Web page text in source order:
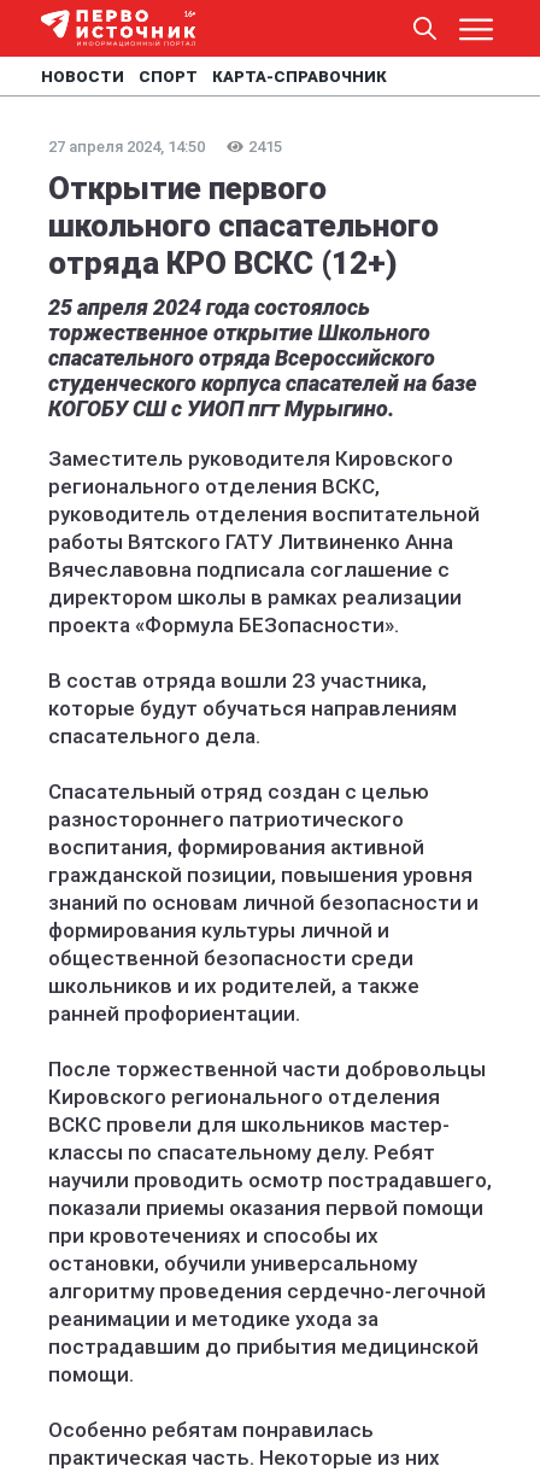
НОВОСТИ СПОРТ КАРТА-СПРАВОЧНИК
27 апреля 2024, 14:50 2415
Открытие первого
школьного спасательного
отряда КРО ВСКС (12+)
25 апреля 2024 года состоялось
торжественное открытие Школьного
спасательного отряда Всероссийского
студенческого корпуса спасателей на базе
КОГОБУ СШ с УИОП пгт Мурыгино.
Заместитель руководителя Кировского
регионального отделения ВСКС,
руководитель отделения воспитательной
работы Вятского ГАТУ Литвиненко Анна
Вячеславовна подписала соглашение с
директором школы в рамках реализации
проекта «Формула БЕЗопасности».
В состав отряда вошли 23 участника,
которые будут обучаться направлениям
спасательного дела.
Спасательный отряд создан с целью
разностороннего патриотического
воспитания, формирования активной
гражданской позиции, повышения уровня
знаний по основам личной безопасности и
формирования культуры личной и
общественной безопасности среди
школьников и их родителей, а также
ранней профориентации.
После торжественной части добровольцы
Кировского регионального отделения
ВСКС провели для школьников мастер-
классы по спасательному делу. Ребят
научили проводить осмотр пострадавшего,
показали приемы оказания первой помощи
при кровотечениях и способы их
остановки, обучили универсальному
алгоритму проведения сердечно-легочной
реанимации и методике ухода за
пострадавшим до прибытия медицинской
помощи.
Особенно ребятам понравилась
практическая часть. Некоторые из них